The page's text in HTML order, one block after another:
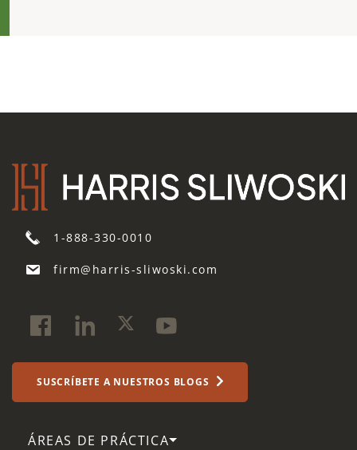
1-888-330-0010
firm@harris-sliwoski.com
SUSCRÍBETE A NUESTROS BLOGS
ÁREAS DE PRÁCTICA